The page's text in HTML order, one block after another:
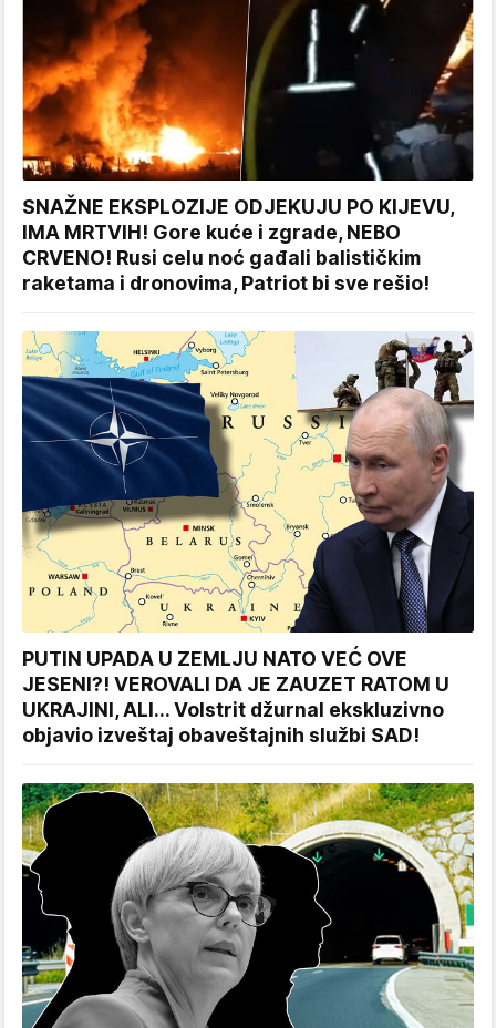
SNAŽNE EKSPLOZIJE ODJEKUJU PO KIJEVU,
IMA MRTVIH! Gore kuće i zgrade, NEBO
CRVENO! Rusi celu noć gađali balističkim
raketama i dronovima, Patriot bi sve rešio!
PUTIN UPADA U ZEMLJU NATO VEĆ OVE
JESENI?! VEROVALI DA JE ZAUZET RATOM U
UKRAJINI, ALI... Volstrit džurnal ekskluzivno
objavio izveštaj obaveštajnih službi SAD!